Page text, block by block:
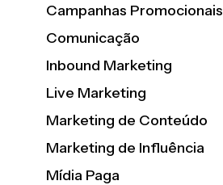
Campanhas Promocionais
Comunicação
Inbound Marketing
Live Marketing
Marketing de Conteúdo
Marketing de Influência
Mídia Paga